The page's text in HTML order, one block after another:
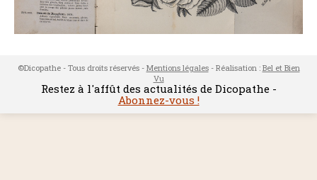
©Dicopathe - Tous droits réservés - Mentions légales- Réalisation : Bel et Bien
Vu
Restez à l'affût des actualités de Dicopathe -
Abonnez-vous !